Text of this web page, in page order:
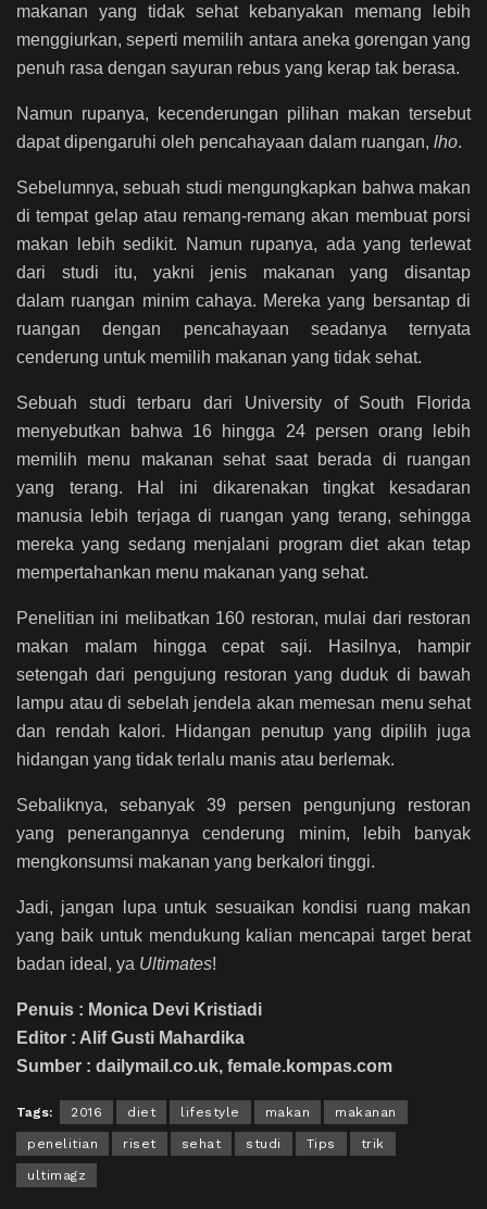
makanan yang tidak sehat kebanyakan memang lebih
menggiurkan, seperti memilih antara aneka gorengan yang
penuh rasa dengan sayuran rebus yang kerap tak berasa.
Namun rupanya, kecenderungan pilihan makan tersebut
dapat dipengaruhi oleh pencahayaan dalam ruangan, lho.
Sebelumnya, sebuah studi mengungkapkan bahwa makan
di tempat gelap atau remang-remang akan membuat porsi
makan lebih sedikit. Namun rupanya, ada yang terlewat
dari studi itu, yakni jenis makanan yang disantap
dalam ruangan minim cahaya. Mereka yang bersantap di
ruangan dengan pencahayaan seadanya ternyata
cenderung untuk memilih makanan yang tidak sehat.
Sebuah studi terbaru dari University of South Florida
menyebutkan bahwa 16 hingga 24 persen orang lebih
memilih menu makanan sehat saat berada di ruangan
yang terang. Hal ini dikarenakan tingkat kesadaran
manusia lebih terjaga di ruangan yang terang, sehingga
mereka yang sedang menjalani program diet akan tetap
mempertahankan menu makanan yang sehat.
Penelitian ini melibatkan 160 restoran, mulai dari restoran
makan malam hingga cepat saji. Hasilnya, hampir
setengah dari pengujung restoran yang duduk di bawah
lampu atau di sebelah jendela akan memesan menu sehat
dan rendah kalori. Hidangan penutup yang dipilih juga
hidangan yang tidak terlalu manis atau berlemak.
Sebaliknya, sebanyak 39 persen pengunjung restoran
yang penerangannya cenderung minim, lebih banyak
mengkonsumsi makanan yang berkalori tinggi.
Jadi, jangan lupa untuk sesuaikan kondisi ruang makan
yang baik untuk mendukung kalian mencapai target berat
badan ideal, ya Ultimates!
Penuis : Monica Devi Kristiadi
Editor : Alif Gusti Mahardika
Sumber : dailymail.co.uk, female.kompas.com
Tags: 2016 diet lifestyle makan makanan
penelitian riset sehat studi Tips trik
ultimagz